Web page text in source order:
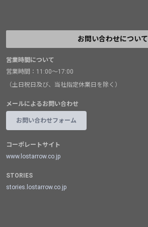
お問い合わせについて
営業時間について
営業時間：11:00～17:00
（土日祝日及び、当社指定休業日を除く）
メールによるお問い合わせ
お問い合わせフォーム
コーポレートサイト
www.lostarrow.co.jp
STORIES
stories.lostarrow.co.jp